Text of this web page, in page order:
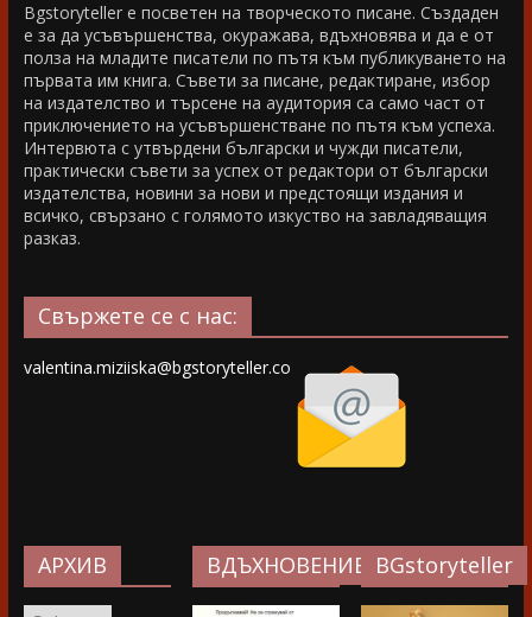
Bgstoryteller е посветен на творческото писане. Създаден
е за да усъвършенства, окуражава, вдъхновява и да е от
полза на младите писатели по пътя към публикуването на
първата им книга. Съвети за писане, редактиране, избор
на издателство и търсене на аудитория са само част от
приключението на усъвършенстване по пътя към успеха.
Интервюта с утвърдени български и чужди писатели,
практически съвети за успех от редактори от български
издателства, новини за нови и предстоящи издания и
всичко, свързано с голямото изкуство на завладяващия
разказ.
Свържете се с нас:
valentina.miziiska@bgstoryteller.co
АРХИВ ВДЪХНОВЕНИЕ…BGstoryteller